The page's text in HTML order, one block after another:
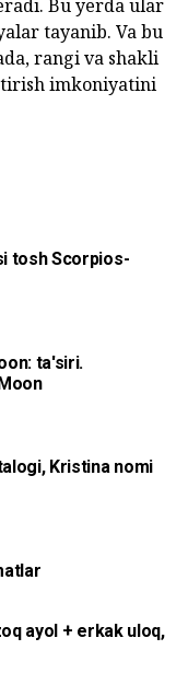
Bu yerda ular
tayanib. Va bu
rangi va shakli
imkoniyatini
tosh Scorpios-
ta'siri.
Kristina nomi
ayol + erkak uloq,